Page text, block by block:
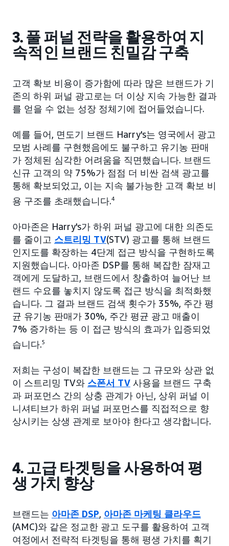
3. 풀 퍼널 전략을 활용하여 지
속적인 브랜드 친밀감 구축
고객 확보 비용이 증가함에 따라 많은 브랜드가 기
존의 하위 퍼널 광고로는 더 이상 지속 가능한 결과
를 얻을 수 없는 성장 정체기에 접어들었습니다.
예를 들어, 면도기 브랜드 Harry's는 영국에서 광고
모범 사례를 구현했음에도 불구하고 유기농 판매
가 정체된 심각한 어려움을 직면했습니다. 브랜드
신규 고객의 약 75%가 점점 더 비싼 검색 광고를
통해 확보되었고, 이는 지속 불가능한 고객 확보 비
용 구조를 초래했습니다.4
아마존은 Harry's가 하위 퍼널 광고에 대한 의존도
를 줄이고 스트리밍 TV(STV) 광고를 통해 브랜드
인지도를 확장하는 4단계 접근 방식을 구현하도록
지원했습니다. 아마존 DSP를 통해 복잡한 잠재고
객에게 도달하고, 브랜드에서 창출하여 늘어난 브
랜드 수요를 놓치지 않도록 접근 방식을 최적화했
습니다. 그 결과 브랜드 검색 횟수가 35%, 주간 평
균 유기농 판매가 30%, 주간 평균 광고 매출이
7% 증가하는 등 이 접근 방식의 효과가 입증되었
습니다.5
저희는 구성이 복잡한 브랜드는 그 규모와 상관 없
이 스트리밍 TV와 스폰서 TV 사용을 브랜드 구축
과 퍼포먼스 간의 상충 관계가 아닌, 상위 퍼널 이
니셔티브가 하위 퍼널 퍼포먼스를 직접적으로 향
상시키는 상생 관계로 보아야 한다고 생각합니다.
4. 고급 타겟팅을 사용하여 평
생 가치 향상
브랜드는 아마존 DSP, 아마존 마케팅 클라우드
(AMC)와 같은 정교한 광고 도구를 활용하여 고객
여정에서 전략적 타겟팅을 통해 평생 가치를 획기